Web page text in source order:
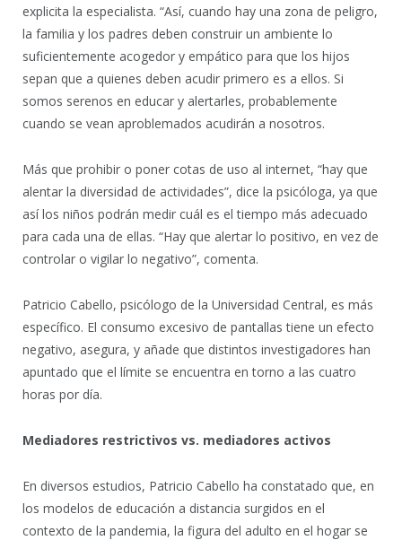
explicita la especialista. “Así, cuando hay una zona de peligro,
la familia y los padres deben construir un ambiente lo
suficientemente acogedor y empático para que los hijos
sepan que a quienes deben acudir primero es a ellos. Si
somos serenos en educar y alertarles, probablemente
cuando se vean aproblemados acudirán a nosotros.
Más que prohibir o poner cotas de uso al internet, “hay que
alentar la diversidad de actividades”, dice la psicóloga, ya que
así los niños podrán medir cuál es el tiempo más adecuado
para cada una de ellas. “Hay que alertar lo positivo, en vez de
controlar o vigilar lo negativo”, comenta.
Patricio Cabello, psicólogo de la Universidad Central, es más
específico. El consumo excesivo de pantallas tiene un efecto
negativo, asegura, y añade que distintos investigadores han
apuntado que el límite se encuentra en torno a las cuatro
horas por día.
Mediadores restrictivos vs. mediadores activos
En diversos estudios, Patricio Cabello ha constatado que, en
los modelos de educación a distancia surgidos en el
contexto de la pandemia, la figura del adulto en el hogar se